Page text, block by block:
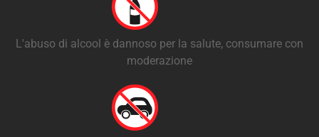
L'abuso di alcool è dannoso per la salute, consumare con
moderazione